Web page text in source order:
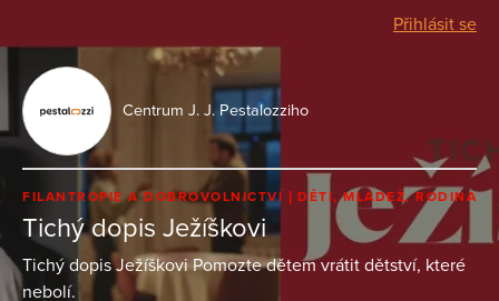
Přihlásit se
Centrum J. J. Pestalozziho
FILANTROPIE A DOBROVOLNICTVÍ DĚTI, MLÁDEŽ, RODINA
Tichý dopis Ježíškovi
Tichý dopis Ježíškovi Pomozte dětem vrátit dětství, které
nebolí.